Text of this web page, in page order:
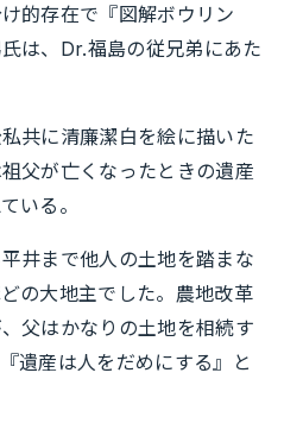
的存在で『図解ボウリン
は、Dr.福島の従兄弟にあた
共に清廉潔白を絵に描いた
父が亡くなったときの遺産
いる。
井まで他人の土地を踏まな
の大地主でした。農地改革
父はかなりの土地を相続す
遺産は人をだめにする』と